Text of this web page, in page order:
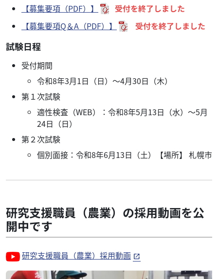
【募集要項（PDF）】
受付を終了しました
【募集要項Q＆A（PDF）】
受付を終了しました
試験日程
受付期間
令和8年3月1日（日）～4月30日（木）
第１次試験
適性検査（WEB）：令和8年5月13日（水）～5月
24日（日）
第２次試験
個別面接：令和8年6月13日（土）【場所】 札幌市
研究支援職員（農業）の採用動画を公
開中です
研究支援職員（農業）採用動画